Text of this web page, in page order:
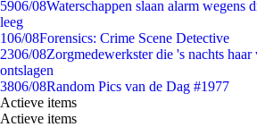
5906/08Waterschappen slaan alarm wegens
leeg
106/08Forensics: Crime Scene Detective
2306/08Zorgmedewerkster die 's nachts
ontslagen
3806/08Random Pics van de Dag #1977
Actieve items
Actieve items